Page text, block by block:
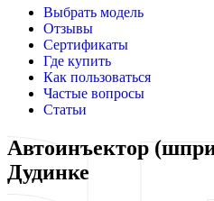
Выбрать модель
Отзывы
Сертификаты
Где купить
Как пользоваться
Частые вопросы
Статьи
Автоинъектор
Дудинке